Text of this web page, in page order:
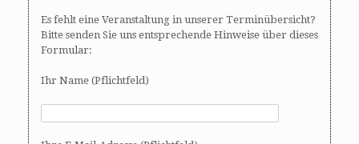
Es fehlt eine Veranstaltung in unserer Terminübersicht?
Bitte senden Sie uns entsprechende Hinweise über dieses
Formular:
Ihr Name (Pflichtfeld)